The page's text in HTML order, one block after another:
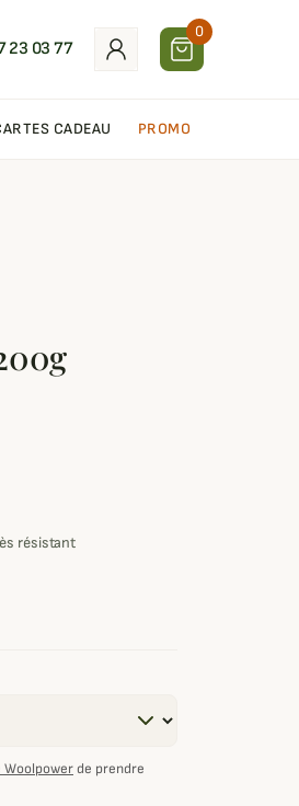
23 03 77
0
CADEAU PROMO
résistant
de prendre